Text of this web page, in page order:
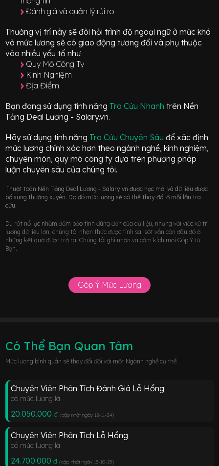
Đánh giá và quản lý rủi ro
Thường vị trí này sẽ đòi hỏi trình độ ngoại ngữ ở mứckhá
và mức lương sẽ có giao động tương đối và phụ thuộc
vào nhiều yếu tố như
Quy Mô Công Ty
Kinh Nghiệm
Địa Điểm
Bạn đang sử dụng tính năng Tra Cứu Nhanh trên Nền
Tảng Deal Lương - Salary.vn.
Hãy sử dụng tính năng Tra Cứu Chuyên Sâuđể xác định
mức lương chính xác hơn theo ngành nghề, kinh nghiệm,
chuyên môn, quy mô công ty dựa trên phương pháp
luận chuyên sâu của chúng tôi.
Thuật toán Nền Tảng Deal Lương - Salary.vn được học mới và dữ liệu được
bổ sung thường xuyên. Do đó mức lương sẽ có thể thay đổi ở mỗi lần tra
cứu.
Dù rất nổ lực nhằm đảm bảo tính đúng đắn của dữ liệu, nhưng với việc xử trí
lượng dữ liệu lớn, chúng tôi nhận thức được tính sai sót vẫn còn đâu đó ở
những kết quả được trả ra. Chúng tôi ghi nhận và cảm kích mọi Góp Ý từ
Bạn.
Góp Ý Mức Lương
Có Thể Bạn Quan Tâm
Mức lương bình quân sẽ thay đổi đối với một Ngành nghề cụ thể.
Chuyên Viên Phân Tích Đánh Giá Lỗ Hổng
có mức lương là
20.050.000 đ (cập nhật ngày 12-11-24)
Chuyên Viên Phân Tích Lỗ Hổng
có mức lương là
24.700.000 đ (cập nhật ngày 15-10-23)